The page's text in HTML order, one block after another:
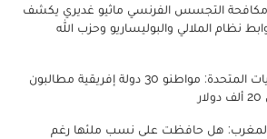
التجسس الفرنسي ماثيو غديري يكشف
نظام الملالي والبوليساريو وحزب الله
تأشيرة الدخول للولايات المتحدة: مواطنو 30 دولة إفريقية مطالبون
هل حافظت على نسب ملئها رغم